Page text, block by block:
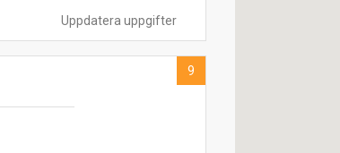
Uppdatera uppgifter
9